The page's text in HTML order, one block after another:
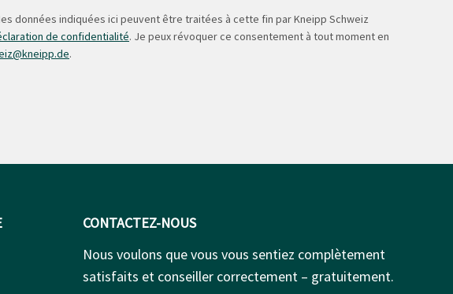
données indiquées ici peuvent être traitées à cette fin par Kneipp Schweiz
de confidentialité. Je peux révoquer ce consentement à tout moment en
.
CONTACTEZ-NOUS
Nous voulons que vous vous sentiez complètement
satisfaits et conseiller correctement – gratuitement.